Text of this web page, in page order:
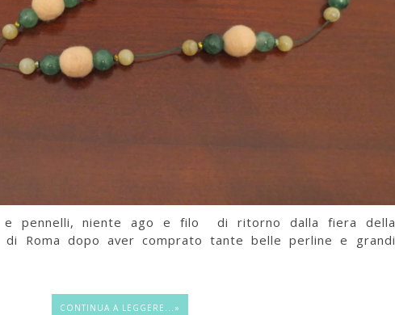
e pennelli, niente ago e filo di ritorno dalla fiera della
Roma dopo aver comprato tante belle perline e grandi
CONTINUA A LEGGERE...»